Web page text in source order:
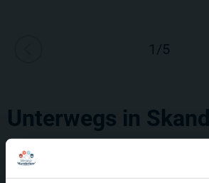
Unterwegs in